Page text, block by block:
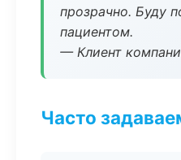
прозрачно. Буду
пациентом.
— Клиент
Часто